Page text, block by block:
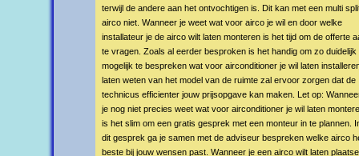
terwijl de andere aan het ontvochtigen is. Dit kan met een multi
airco niet. Wanneer je weet wat voor airco je wil en door welke
installateur je de airco wilt laten monteren is het tijd om de offerte
te vragen. Zoals al eerder besproken is het handig om zo duidelijk
mogelijk te bespreken wat voor airconditioner je wil laten
laten weten van het model van de ruimte zal ervoor zorgen dat de
technicus efficienter jouw prijsopgave kan maken. Let op: Wanneer
je nog niet precies weet wat voor airconditioner je wil laten
is het slim om een gratis gesprek met een monteur in te plannen.
dit gesprek ga je samen met de adviseur bespreken welke airco
beste bij jouw wensen past. Wanneer je een airco wilt laten plaatsen